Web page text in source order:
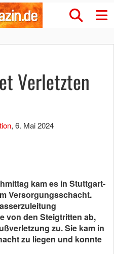
Verletzten
, 6. Mai 2024
kam es in Stuttgart-
Versorgungsschacht.
von den Steigtritten ab,
zu. Sie kam in
zu liegen und konnte